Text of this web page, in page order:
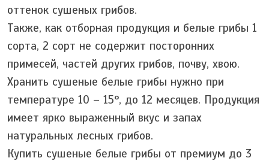
оттенок сушеных грибов.
Также, как отборная продукция и белые грибы 1
сорта, 2 сорт не содержит посторонних
примесей, частей других грибов, почву, хвою.
Хранить сушеные белые грибы нужно при
температуре 10 – 15°, до 12 месяцев. Продукция
имеет ярко выраженный вкус и запах
натуральных лесных грибов.
Купить сушеные белые грибы от премиум до 3